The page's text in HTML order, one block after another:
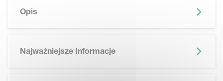
Opis
Najważniejsze Informacje